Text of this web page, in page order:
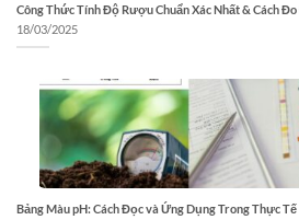
Công Thức Tính Độ Rượu Chuẩn Xác Nhất & Cách
18/03/2025
Bảng Màu pH: Cách Đọc và Ứng Dụng Trong Thực Tế